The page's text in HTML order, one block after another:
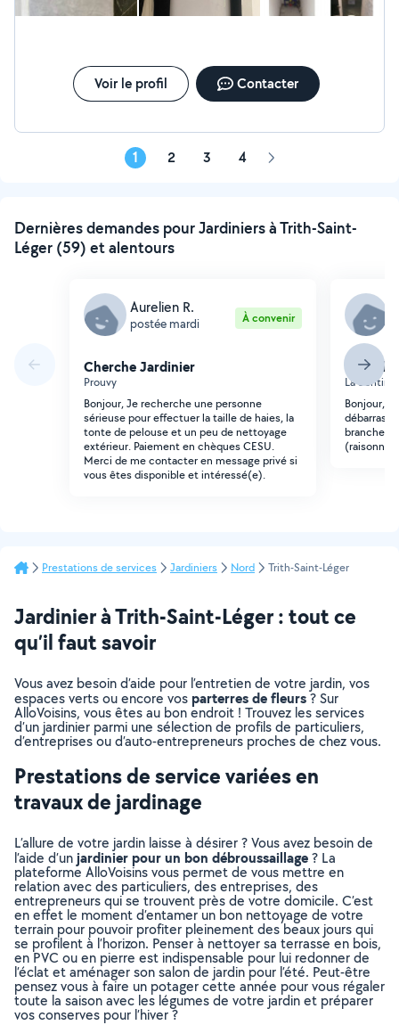
Voir le profil Contacter
1 2 3 4 Page
Dernières demandes pour Jardiniers à Trith-Saint-
Léger (59) et alentours
Aurelien R.
postée mardi À convenir
Cherche Jardinier
Prouvy
Bonjour, Je recherche une personne
sérieuse pour effectuer la taille de haies, la
tonte de pelouse et un peu de nettoyage
extérieur. Paiement en chèques CESU.
Merci de me contacter en message privé si
vous êtes disponible et intéressé(e).
La
Bonjour,
branches,
Prestations de services Jardiniers Nord Trith-Saint-Léger
Jardinier à Trith-Saint-Léger : tout ce
qu’il faut savoir
Vous avez besoin d’aide pour l’entretien de votre jardin, vos
espaces verts ou encore vosparterres de fleurs? Sur
AlloVoisins, vous êtes au bon endroit ! Trouvez les services
d’un jardinier parmi une sélection de profils de particuliers,
d’entreprises ou d’auto-entrepreneurs proches de chez vous.
Prestations de service variées en
travaux de jardinage
L’allure de votre jardin laisse à désirer ? Vous avez besoin de
l’aide d’unjardinier pour un bon débroussaillage? La
plateforme AlloVoisins vous permet de vous mettre en
relation avec des particuliers, des entreprises, des
entrepreneurs qui se trouvent près de votre domicile. C’est
en effet le moment d’entamer un bon nettoyage de votre
terrain pour pouvoir profiter pleinement des beaux jours qui
se profilent à l’horizon. Penser à nettoyer sa terrasse en bois,
en PVC ou en pierre est indispensable pour lui redonner de
l’éclat et aménager son salon de jardin pour l’été. Peut-être
pensez vous à faire un potager cette année pour vous régaler
toute la saison avec les légumes de votre jardin et préparer
vos conserves pour l’hiver ?